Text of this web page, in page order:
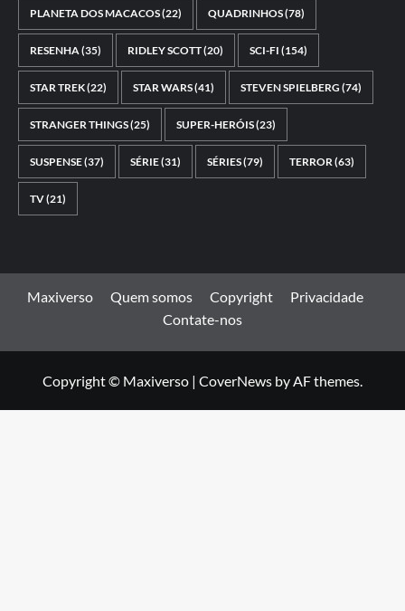
PLANETA DOS MACACOS(22) QUADRINHOS(78)
RESENHA(35) RIDLEY SCOTT(20) SCI-FI (154)
STAR TREK(22) STAR WARS(41) STEVEN SPIELBERG (74)
STRANGER THINGS(25) SUPER-HERÓIS(23)
SUSPENSE(37) SÉRIE(31) SÉRIES(79) TERROR(63)
TV(21)
Maxiverso Quem somos Copyright
Privacidade
Contate-nos
Copyright © Maxiverso | CoverNews by AF themes.